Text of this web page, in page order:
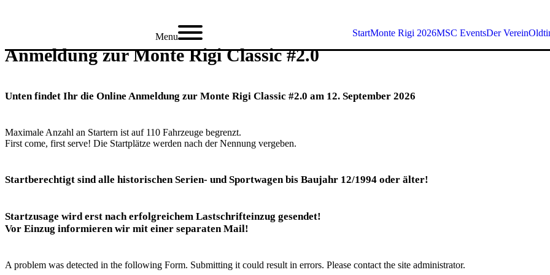
Menu StartMonte Rigi 2026MSC EventsDer Verein
Anmeldung zur Monte Rigi Classic #2.0
Unten findet Ihr die Online Anmeldung zur Monte Rigi Classic #2.0 am 12. September 2026
Maximale Anzahl an Startern ist auf 110 Fahrzeuge begrenzt.
First come, first serve! Die Startplätze werden nach der Nennung vergeben.
Startberechtigt sind alle historischen Serien- und Sportwagen bis Baujahr 12/1994 oder älter!
Startzusage wird erst nach erfolgreichem Lastschrifteinzug gesendet!
Vor Einzug informieren wir mit einer separaten Mail!
A problem was detected in the following Form. Submitting it could result in errors. Please contact the site administrator.